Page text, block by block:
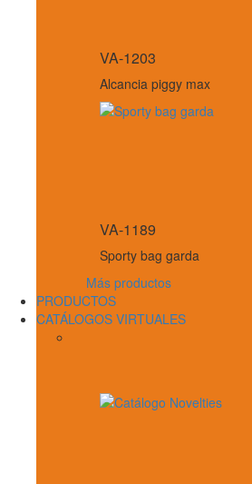
VA-1203
Alcancia piggy max
VA-1189
Sporty bag garda
Más productos
PRODUCTOS
CATÁLOGOS VIRTUALES